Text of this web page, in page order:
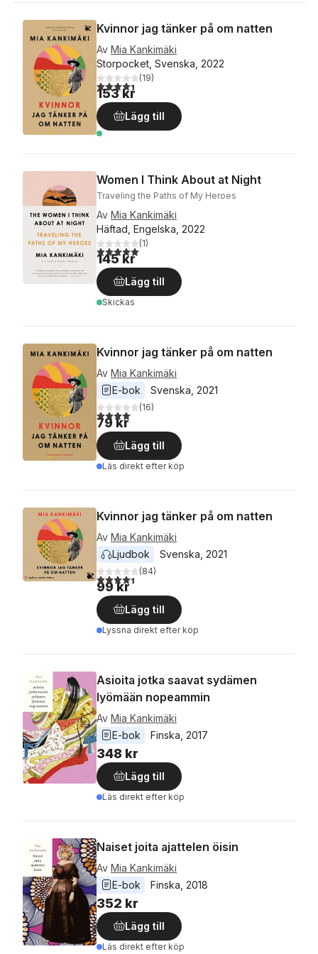
Kvinnor jag tänker på om natten
Av Mia Kankimäki
Storpocket, Svenska, 2022
4,4utav 5 stjärnor. Totalt antal röster:
(19)
153 kr
Lägg till
Women I Think About at Night
Traveling the Paths of My Heroes
Av Mia Kankimäki
Häftad, Engelska, 2022
5,0utav 5 stjärnor. Totalt antal röster:
(1)
145 kr
Lägg till
Skickas
Kvinnor jag tänker på om natten
Av Mia Kankimäki
E-bok
Svenska 2021
4,1utav 5 stjärnor. Totalt antal röster:
(16)
79 kr
Lägg till
Läs direkt efter köp
Kvinnor jag tänker på om natten
Av Mia Kankimäki
Ljudbok
Svenska 2021
4,4utav 5 stjärnor. Totalt antal röster:
(84)
99 kr
Lägg till
Lyssna direkt efter köp
Asioita jotka saavat sydämen
lyömään nopeammin
Av Mia Kankimäki
E-bok
Finska 2017
348 kr
Lägg till
Läs direkt efter köp
Naiset joita ajattelen öisin
Av Mia Kankimäki
E-bok
Finska 2018
352 kr
Lägg till
Läs direkt efter köp